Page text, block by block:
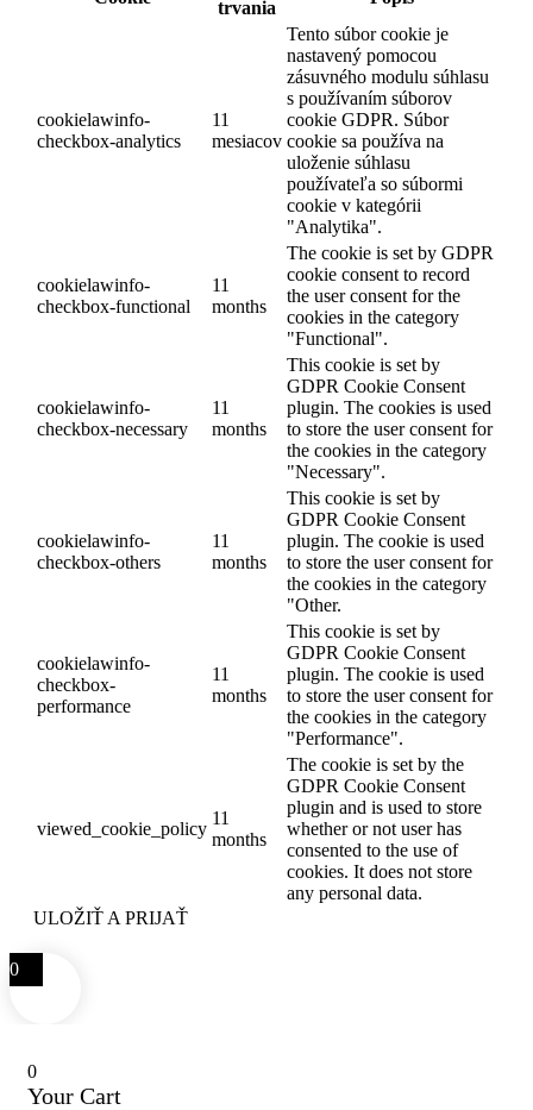
trvania
cookielawinfo-
checkbox-analytics
11
mesiacov
Tento súbor cookie je
nastavený pomocou
zásuvného modulu súhlasu
s používaním súborov
cookie GDPR. Súbor
cookie sa používa na
uloženie súhlasu
používateľa so súbormi
cookie v kategórii
"Analytika".
cookielawinfo-
checkbox-functional
11
months
The cookie is set by GDPR
cookie consent to record
the user consent for the
cookies in the category
"Functional".
cookielawinfo-
checkbox-necessary
11
months
This cookie is set by
GDPR Cookie Consent
plugin. The cookies is used
to store the user consent for
the cookies in the category
"Necessary".
cookielawinfo-
checkbox-others
11
months
This cookie is set by
GDPR Cookie Consent
plugin. The cookie is used
to store the user consent for
the cookies in the category
"Other.
cookielawinfo-
checkbox-
performance
11
months
This cookie is set by
GDPR Cookie Consent
plugin. The cookie is used
to store the user consent for
the cookies in the category
"Performance".
viewed_cookie_policy
11
months
The cookie is set by the
GDPR Cookie Consent
plugin and is used to store
whether or not user has
consented to the use of
cookies. It does not store
any personal data.
ULOŽIŤ A PRIJAŤ
0
0
Your Cart